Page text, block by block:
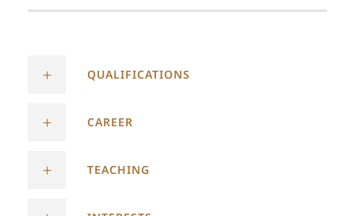
QUALIFICATIONS
CAREER
TEACHING